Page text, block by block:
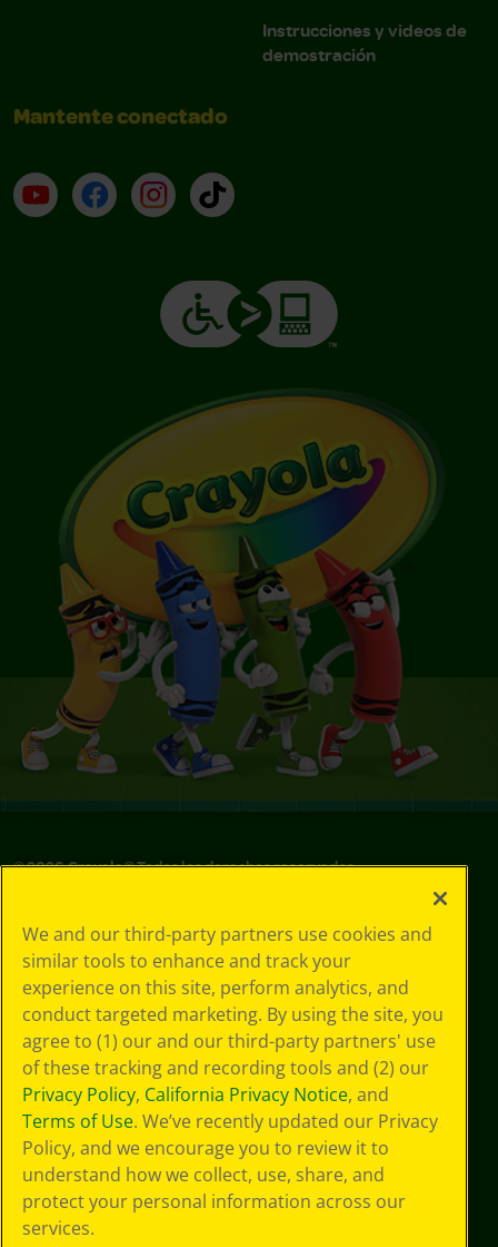
Instrucciones y videos de
demostración
Mantente conectado
YouTube (en inglés)
Facebook (en inglés)
Instagram (en inglés)
TikTok
©2026Crayola® Todos los derechos reservados.
de privacidad
Política de
privacidad
Términos de SMS
GDPR
Aviso de
privacidad de CA
Cookie
Preferences
Condiciones de
uso
Accesibilidad web
Mapa del sitio
We and our third-party partners use cookies and
similar tools to enhance and track your
experience on this site, perform analytics, and
conduct targeted marketing. By using the site, you
agree to (1) our and our third-party partners' use
of these tracking and recording tools and (2) our
Privacy Policy, California Privacy Notice, and
Terms of Use. We’ve recently updated our Privacy
Policy, and we encourage you to review it to
understand how we collect, use, share, and
protect your personal information across our
services.